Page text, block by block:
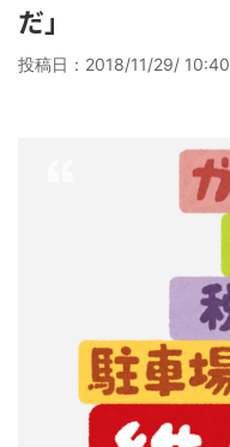
だ」
投稿日： 2018/11/29/ 10:40